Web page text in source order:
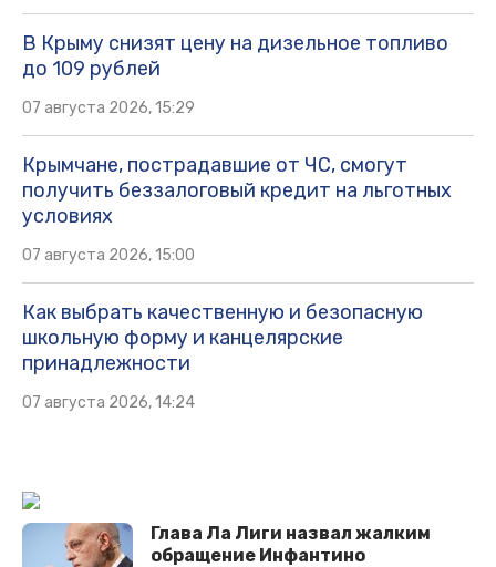
В Крыму снизят цену на дизельное топливо
до 109 рублей
07 августа 2026, 15:29
Крымчане, пострадавшие от ЧС, смогут
получить беззалоговый кредит на льготных
условиях
07 августа 2026, 15:00
Как выбрать качественную и безопасную
школьную форму и канцелярские
принадлежности
07 августа 2026, 14:24
Глава Ла Лиги назвал жалким
обращение Инфантино